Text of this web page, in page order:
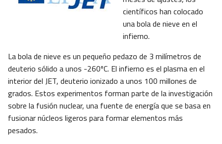
científicos han colocado
una bola de nieve en el
infierno.
La bola de nieve es un pequeño pedazo de 3 milímetros de
deuterio sólido a unos -260ºC. El infierno es el plasma en el
interior del JET, deuterio ionizado a unos 100 millones de
grados. Estos experimentos forman parte de la investigación
sobre la fusión nuclear, una fuente de energía que se basa en
fusionar núcleos ligeros para formar elementos más
pesados.